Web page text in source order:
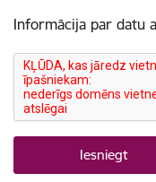
Informācija par datu